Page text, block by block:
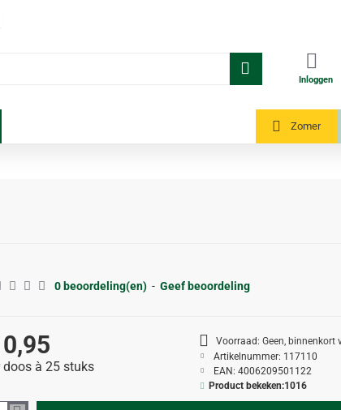
Inloggen
Zomer
0 beoordeling(en) - Geef beoordeling
doos à 25 stuks
Voorraad: Geen, binnenkort
Artikelnummer: 117110
EAN: 4006209501122
Product bekeken:1016